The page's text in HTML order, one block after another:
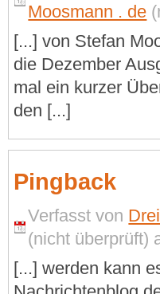
Moosmann . de
[...] von Stefan
die Dezember
mal ein kurzer
den [...]
Pingback
Verfasst von
(nicht überprüft)
[...] werden kann